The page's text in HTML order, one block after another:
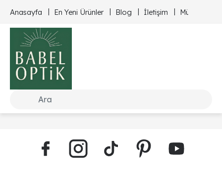
Anasayfa En Yeni Ürünler Blog İletişim Müşteri